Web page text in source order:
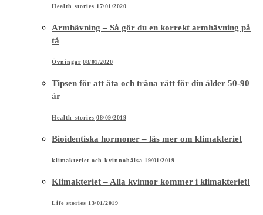
Health stories 17/01/2020
Armhävning – Så gör du en korrekt armhävning på
tå
Övningar 08/01/2020
Tipsen för att äta och träna rätt för din ålder 50-90
år
Health stories 08/09/2019
Bioidentiska hormoner – läs mer om klimakteriet
klimakteriet och kvinnohälsa 19/01/2019
Klimakteriet – Alla kvinnor kommer i klimakteriet!
Life stories 13/01/2019